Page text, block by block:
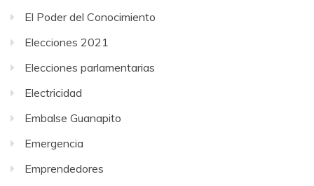
El Poder del Conocimiento
Elecciones 2021
Elecciones parlamentarias
Electricidad
Embalse Guanapito
Emergencia
Emprendedores